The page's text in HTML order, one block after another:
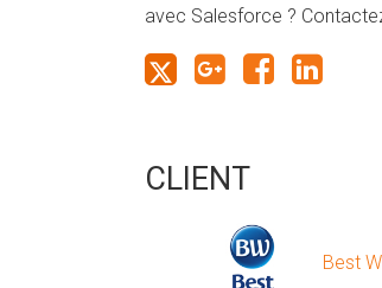
avec Salesforce ?
CLIENT
Best